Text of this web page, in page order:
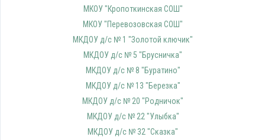
МКОУ "Кропоткинская СОШ"
МКОУ "Перевозовская СОШ"
МКДОУ д/с № 1 "Золотой ключик"
МКДОУ д/с № 5 "Брусничка"
МКДОУ д/с № 8 "Буратино"
МКДОУ д/с № 13 "Березка"
МКДОУ д/с № 20 "Родничок"
МКДОУ д/с № 22 "Улыбка"
МКДОУ д/с № 32 "Сказка"